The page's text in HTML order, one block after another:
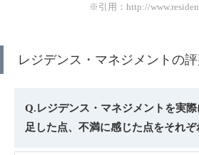
※引用：http://
レジデンス・マネジメントの
Q.レジデンス・マネジメントを実
足した点、不満に感じた点をそれぞ